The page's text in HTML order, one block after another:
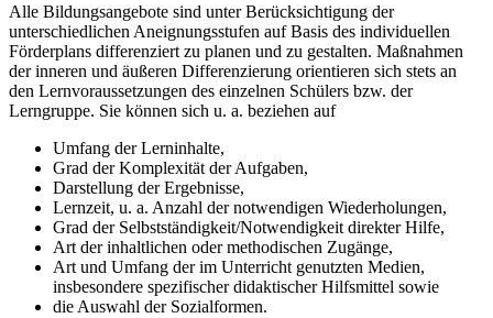
Alle Bildungsangebote sind unter Berücksichtigung der
unterschiedlichen Aneignungsstufen auf Basis des individuellen
Förderplans differenziert zu planen und zu gestalten. Maßnahmen
der inneren und äußeren Differenzierung orientieren sich stets an
den Lernvoraussetzungen des einzelnen Schülers bzw. der
Lerngruppe. Sie können sich u. a. beziehen auf
Umfang der Lerninhalte,
Grad der Komplexität der Aufgaben,
Darstellung der Ergebnisse,
Lernzeit, u. a. Anzahl der notwendigen Wiederholungen,
Grad der Selbstständigkeit/Notwendigkeit direkter Hilfe,
Art der inhaltlichen oder methodischen Zugänge,
Art und Umfang der im Unterricht genutzten Medien,
insbesondere spezifischer didaktischer Hilfsmittel sowie
die Auswahl der Sozialformen.